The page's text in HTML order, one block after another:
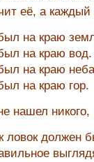
её, а каждый
на краю
на краю вод.
на краю
на краю гор.
нашел
ловок должен